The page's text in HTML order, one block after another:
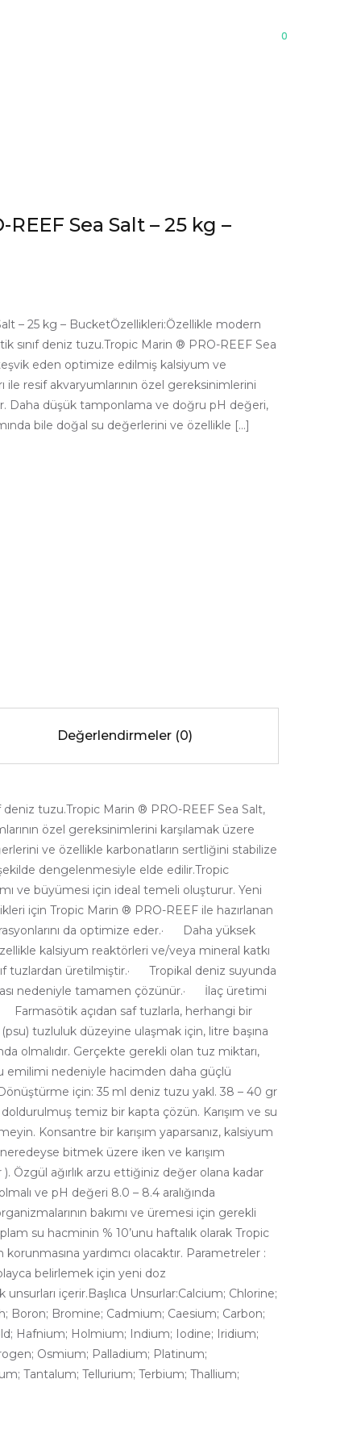
0
Sea Salt – 25 kg –
– 25 kg – BucketÖzellikleri:Özellikle modern
sınıf deniz tuzu.Tropic Marin ® PRO-REEF Sea
eden optimize edilmiş kalsiyum ve
resif akvaryumlarının özel gereksinimlerini
Daha düşük tamponlama ve doğru pH değeri,
bile doğal su değerlerini ve özellikle […]
Değerlendirmeler (0)
tuzu.Tropic Marin ® PRO-REEF Sea Salt,
özel gereksinimlerini karşılamak üzere
ve özellikle karbonatların sertliğini stabilize
dengelenmesiyle elde edilir.Tropic
ve büyümesi için ideal temeli oluşturur. Yeni
için Tropic Marin ® PRO-REEF ile hazırlanan
da optimize eder.· Daha yüksek
kalsiyum reaktörleri ve/veya mineral katkı
tuzlardan üretilmiştir.· Tropikal deniz suyunda
nedeniyle tamamen çözünür.· İlaç üretimi
Farmasötik açıdan saf tuzlarla, herhangi bir
tuzluluk düzeyine ulaşmak için, litre başına
olmalıdır. Gerçekte gerekli olan tuz miktarı,
emilimi nedeniyle hacimden daha güçlü
için: 35 ml deniz tuzu yakl. 38 – 40 gr
temiz bir kapta çözün. Karışım ve su
Konsantre bir karışım yaparsanız, kalsiyum
bitmek üzere iken ve karışım
Özgül ağırlık arzu ettiğiniz değer olana kadar
ve pH değeri 8.0 – 8.4 aralığında
bakımı ve üremesi için gerekli
su hacminin % 10’unu haftalık olarak Tropic
yardımcı olacaktır. Parametreler :
belirlemek için yeni doz
içerir.Başlıca Unsurlar:Calcium; Chlorine;
Bromine; Cadmium; Caesium; Carbon;
Hafnium; Holmium; Indium; Iodine; Iridium;
Osmium; Palladium; Platinum;
Tantalum; Tellurium; Terbium; Thallium;